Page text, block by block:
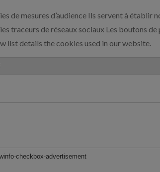
de mesures d’audience Ils servent à
traceurs de réseaux sociaux Les boutons
list details the cookies used in our website.
checkbox-advertisement